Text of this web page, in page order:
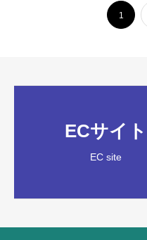
1
ECサイト
EC site